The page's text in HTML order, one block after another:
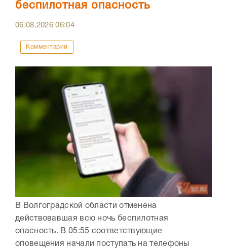
беспилотная опасность
06.08.202606:04
Комментарии
В Волгоградской области отменена
действовавшая всю ночь беспилотная
опасность. В 05:55 соответствующие
оповещения начали поступать на телефоны